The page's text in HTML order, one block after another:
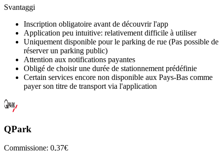
Svantaggi
Inscription obligatoire avant de découvrir l'app
Application peu intuitive: relativement difficile à utiliser
Uniquement disponible pour le parking de rue (Pas possible de
réserver un parking public)
Attention aux notifications payantes
Obligé de choisir une durée de stationnement prédéfinie
Certain services encore non disponible aux Pays-Bas comme
payer son titre de transport via l'application
QPark
Commissione: 0,37€